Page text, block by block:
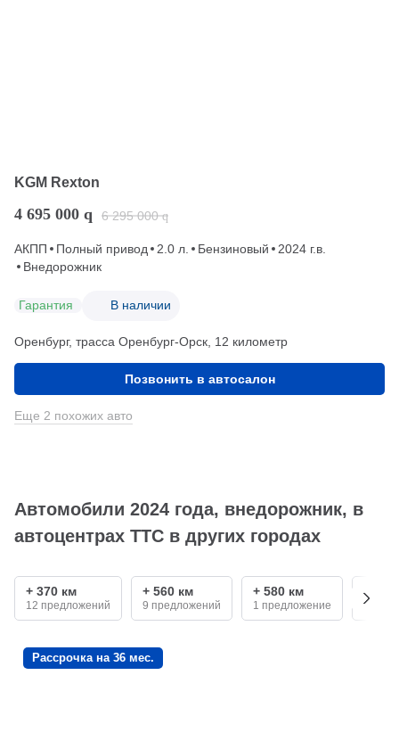
KGM Rexton
4 695 000 q 6 295 000 q
АКПП Полный привод 2.0 л. Бензиновый
2024 г.в.
Внедорожник
Гарантия В наличии
Оренбург, трасса Оренбург-Орск, 12 километр
Позвонить в автосалон
Еще 2 похожих авто
Автомобили 2024 года, внедорожник, в
автоцентрах ТТС в других городах
+ 370 км
12 предложений
+ 560 км
9 предложений
+ 580 км
1 предложение
+ 596
22
Рассрочка на 36 мес.